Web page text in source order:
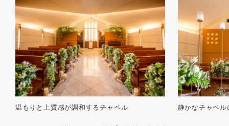
温もりと上質感が調和するチャペル 静かなチャペ